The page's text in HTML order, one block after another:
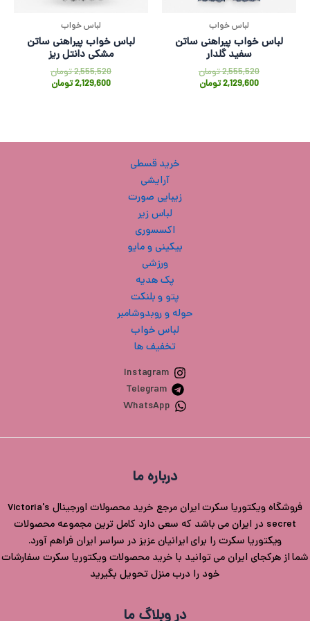
لباس خواب
لباس خواب پیراهنی ساتن
سفید گلدار
2,555,520تومان
2,129,600تومان
لباس خواب
لباس خواب پیراهنی ساتن
مشکی دانتل ریز
2,555,520تومان
2,129,600تومان
خرید قسطی
آرایشی
زیبایی صورت
لباس زیر
اکسسوری
بیکینی و مایو
ورزشی
پک هدیه
پتو و بلنکت
حوله و روبدوشامبر
لباس خواب
تخفیف ها
Instagram
Telegram
WhatsApp
درباره ما
فروشگاه ویکتوریا سکرت ایران مرجع خرید محصولات اورجینال Victoria's
secret در ایران می باشد که سعی دارد کامل ترین مجموعه محصولات
ویکتوریا سکرت را برای ایرانیان عزیز در سراسر ایران فراهم آورد.
شما از هرکجای ایران می توانید با خرید محصولات ویکتوریا سکرت سفارشات
خود را درب منزل تحویل بگیرید
در وبلاگ ما